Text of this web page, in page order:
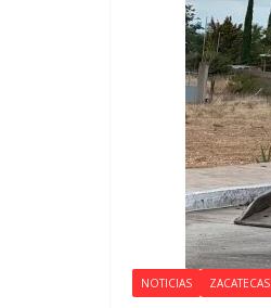
NOTICIAS ZACATECAS